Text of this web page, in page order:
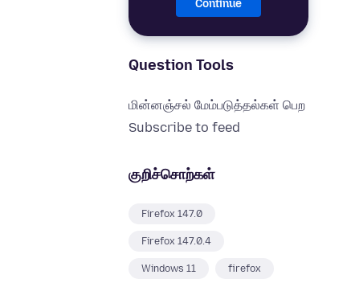
Continue
Question Tools
மின்னஞ்சல் மேம்படுத்தல்கள் பெற
Subscribe to feed
குறிச்சொற்கள்
Firefox 147.0
Firefox 147.0.4
Windows 11 firefox